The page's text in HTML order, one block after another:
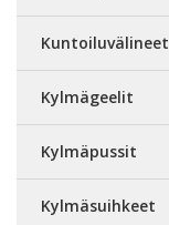
Kuntoiluvälineet
Kylmägeelit
Kylmäpussit
Kylmäsuihkeet